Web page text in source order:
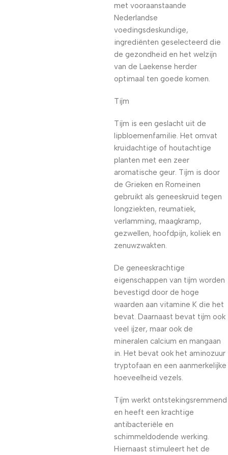
met vooraanstaande
Nederlandse
voedingsdeskundige,
ingrediënten geselecteerd die
de gezondheid en het welzijn
van de Laekense herder
optimaal ten goede komen.
Tijm
Tijm is een geslacht uit de
lipbloemenfamilie. Het omvat
kruidachtige of houtachtige
planten met een zeer
aromatische geur. Tijm is door
de Grieken en Romeinen
gebruikt als geneeskruid tegen
longziekten, reumatiek,
verlamming, maagkramp,
gezwellen, hoofdpijn, koliek en
zenuwzwakten.
De geneeskrachtige
eigenschappen van tijm worden
bevestigd door de hoge
waarden aan vitamine K die het
bevat. Daarnaast bevat tijm ook
veel ijzer, maar ook de
mineralen calcium en mangaan
in. Het bevat ook het aminozuur
tryptofaan en een aanmerkelijke
hoeveelheid vezels.
Tijm werkt ontstekingsremmend
en heeft een krachtige
antibacteriële en
schimmeldodende werking.
Hiernaast stimuleert het de